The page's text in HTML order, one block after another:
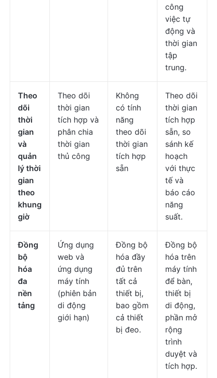
công
việc tự
động và
thời gian
tập
trung.
Theo
dõi
thời
gian
và
quản
lý thời
gian
theo
khung
giờ
Theo dõi
thời gian
tích hợp và
phân chia
thời gian
thủ công
Không
có tính
năng
theo dõi
thời gian
tích hợp
sẵn
Theo dõi
thời gian
tích hợp
sẵn, so
sánh kế
hoạch
với thực
tế và
báo cáo
năng
suất.
Đồng
bộ
hóa
đa
nền
tảng
Ứng dụng
web và
ứng dụng
máy tính
(phiên bản
di động
giới hạn)
Đồng bộ
hóa đầy
đủ trên
tất cả
thiết bị,
bao gồm
cả thiết
bị đeo.
Đồng bộ
hóa trên
máy tính
để bàn,
thiết bị
di động,
phần mở
rộng
trình
duyệt và
tích hợp.